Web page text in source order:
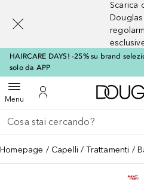
Scarica
HAIRCARE DAYS! -25% su brand
solo da APP
MenuApri menuAl Mio Account
Torna indietro
Esegui ricerca
Homepage Capelli Trattamenti
[navigation.slideout.screenreader]